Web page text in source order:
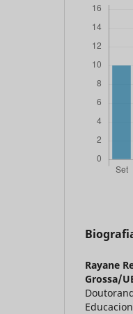
Rayane
Grossa/